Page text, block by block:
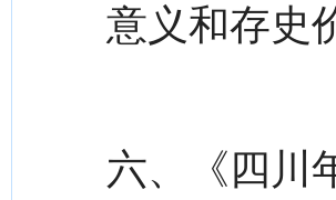
意义和存史
六、《四川